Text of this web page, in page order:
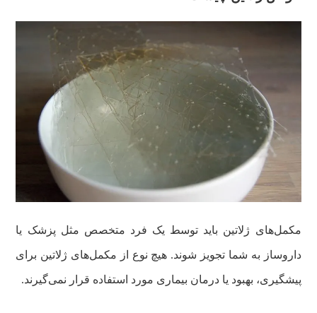
مکمل‌های ژلاتین باید توسط یک فرد متخصص مثل پزشک یا
داروساز به شما تجویز شوند. هیچ نوع از مکمل‌های ژلاتین برای
پیشگیری، بهبود یا درمان بیماری مورد استفاده قرار نمی‌گیرند.